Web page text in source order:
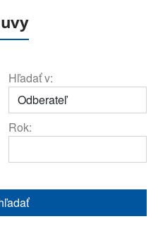
Hľadať v:
Rok: